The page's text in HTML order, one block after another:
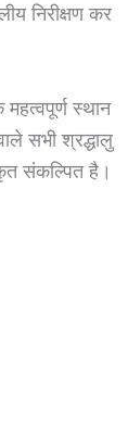
निरीक्षण कर
स्थान
सभी श्रद्धालु
संकल्पित है।